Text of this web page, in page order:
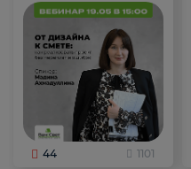
44 1101